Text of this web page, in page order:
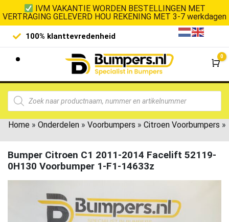
IVM VAKANTIE WORDEN BESTELLINGEN MET
VERTRAGING GELEVERD HOU REKENING MET 3-7 werkdagen
Laagste prijsgarantie
0
Home » Onderdelen » Voorbumpers » Citroen Voorbumpers »
Bumper Citroen C1 2011-2014 Facelift 52119-
0H130 Voorbumper 1-F1-14633z